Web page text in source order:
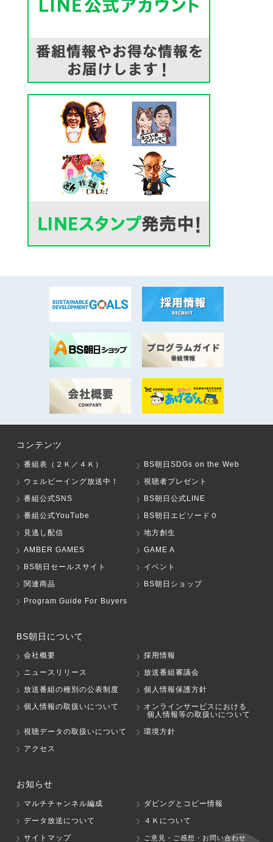
コンテンツ
番組表（２Ｋ／４Ｋ）
BS朝日SDGs on the Web
ウェルビーイング放送中！
視聴者プレゼント
番組公式SNS
BS朝日公式LINE
番組公式YouTube
BS朝日エピソード０
見逃し配信
地方創生
AMBER GAMES
GAME A
BS朝日セールスサイト
イベント
関連商品
BS朝日ショップ
Program Guide For Buyers
BS朝日について
会社概要
採用情報
ニュースリリース
放送番組審議会
放送番組の種別の公表制度
個人情報保護方針
個人情報の取扱いについて
オンラインサービスにおける
個人情報等の取扱いについて
視聴データの取扱いについて
環境方針
アクセス
お知らせ
マルチチャンネル編成
ダビングとコピー情報
データ放送について
４Ｋについて
サイトマップ
ご意見・ご感想・お問い合わせ